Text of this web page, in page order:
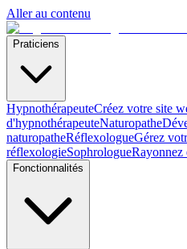
Aller au contenu
Praticiens
HypnothérapeuteCréez votre site
d'hypnothérapeuteNaturopathe
naturopatheRéflexologueGérez
réflexologieSophrologueRayonnez
Fonctionnalités